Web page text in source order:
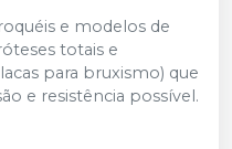
e modelos de
totais e
para bruxismo) que
e resistência possível.